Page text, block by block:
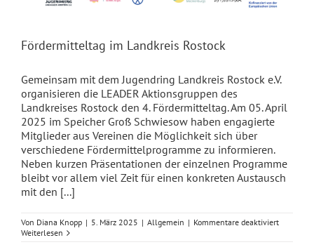
Fördermitteltag im Landkreis Rostock
Gemeinsam mit dem Jugendring Landkreis Rostock e.V.
organisieren die LEADER Aktionsgruppen des
Landkreises Rostock den 4. Fördermitteltag. Am 05. April
2025 im Speicher Groß Schwiesow haben engagierte
Mitglieder aus Vereinen die Möglichkeit sich über
verschiedene Fördermittelprogramme zu informieren.
Neben kurzen Präsentationen der einzelnen Programme
bleibt vor allem viel Zeit für einen konkreten Austausch
mit den [...]
Von Diana Knopp | 5. März 2025 | Allgemein | Kommentare deaktiviertfür
Weiterlesen